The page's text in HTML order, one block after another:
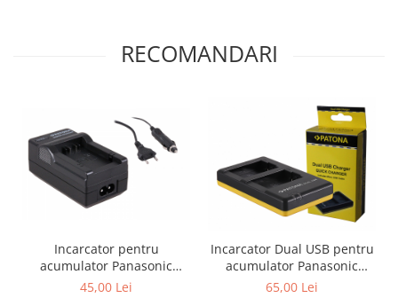
RECOMANDARI
Incarcator pentru
acumulator Panasonic
DMW-BMB9E Patona
45,00 Lei
Incarcator Dual USB pentru
acumulator Panasonic
DMW-BMB9 Patona
65,00 Lei